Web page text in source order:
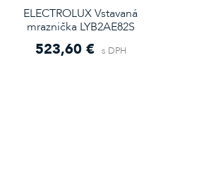
ELECTROLUX Vstavaná
mraznička LYB2AE82S
523,60 € s DPH